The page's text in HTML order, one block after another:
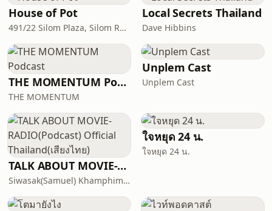
เขียน แต่เป็นผลลัพธ์จากหนึ่ง
House of Pot
491/22 Silom Plaza, Silom Rd, Silom, Bang Rak, Bangkok, Thailand, 10500
Local Secrets Thailand
Dave Hibbins
THE MOMENTUM Podcast
THE MOMENTUM
Unplem Cast
Unplem Cast
TALK ABOUT MOVIE-RADIO(Podcast) Official Thailand(เสียงไทย)
Siwasak(Samuel) Khamphiman
ใจหยุด 24 น.
ใจหยุด 24 น.